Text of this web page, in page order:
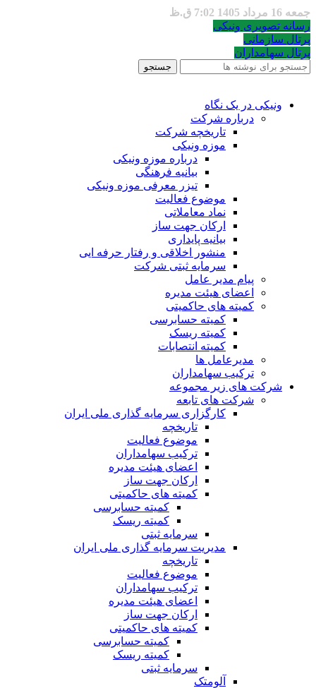
جمعه 16 مرداد 1405 7:02 ق.ظ
رسانه تصویری ونیکی
پرتال سازمانی
پرتال سهامداران
جستجو
ونیکی در یک نگاه
درباره شرکت
تاریخچه شرکت
موزه ونیکی
درباره موزه ونیکی
بیانیه فرهنگی
تیزر معرفی موزه ونیکی
موضوع فعالیت
نماد معاملاتی
ارکان جهت ساز
بیانیه پایداری
منشور اخلاقی و رفتار حرفه ایی
سرمایه ثبتی شرکت
پیام مدیر عامل
اعضای هیئت مدیره
کمیته های حاکمیتی
کمیته حسابرسی
کمیته ریسک
کمیته انتصابات
مدیرعامل ها
ترکیب سهامداران
شرکت های زیر مجموعه
شرکت های تابعه
کارگزاری سرمایه گذاری ملی ایران
تاریخچه
موضوع فعالیت
ترکیب سهامداران
اعضای هیئت مدیره
ارکان جهت ساز
کمیته های حاکمیتی
کمیته حسابرسی
کمیته ریسک
سرمایه ثبتی
مدیریت سرمایه گذاری ملی ایران
تاریخچه
موضوع فعالیت
ترکیب سهامداران
اعضای هیئت مدیره
ارکان جهت ساز
کمیته های حاکمیتی
کمیته حسابرسی
کمیته ریسک
سرمایه ثبتی
آلومتک